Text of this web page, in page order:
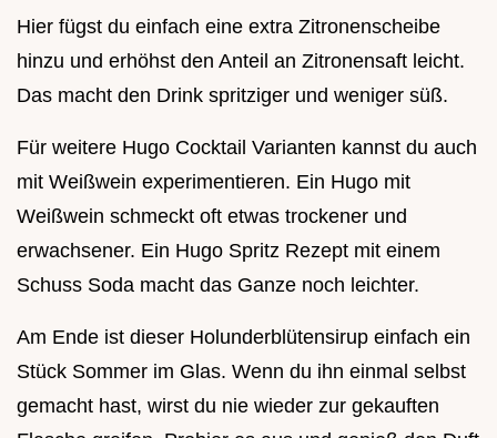
Hier fügst du einfach eine extra Zitronenscheibe
hinzu und erhöhst den Anteil an Zitronensaft leicht.
Das macht den Drink spritziger und weniger süß.
Für weitere Hugo Cocktail Varianten kannst du auch
mit Weißwein experimentieren. Ein Hugo mit
Weißwein schmeckt oft etwas trockener und
erwachsener. Ein Hugo Spritz Rezept mit einem
Schuss Soda macht das Ganze noch leichter.
Am Ende ist dieser Holunderblütensirup einfach ein
Stück Sommer im Glas. Wenn du ihn einmal selbst
gemacht hast, wirst du nie wieder zur gekauften